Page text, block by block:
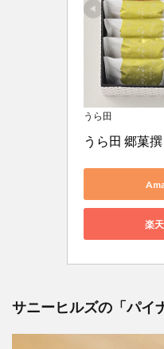
うら田
うら田 郷菓
楽
サニーヒルズの「パイ